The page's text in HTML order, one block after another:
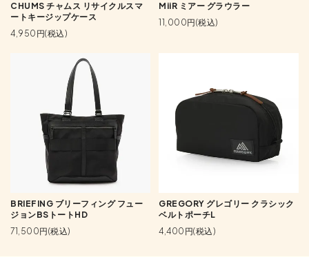
CHUMS チャムス リサイクルスマ
ートキージップケース
4,950円(税込)
MiiR ミアー グラウラー
11,000円(税込)
BRIEFING ブリーフィング フュー
ジョンBSトートHD
71,500円(税込)
GREGORY グレゴリー クラシック
ベルトポーチL
4,400円(税込)